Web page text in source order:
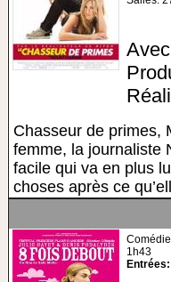
Avec
Chasseur de primes,
femme, la journaliste
facile qui va en plus
choses après ce
1h43